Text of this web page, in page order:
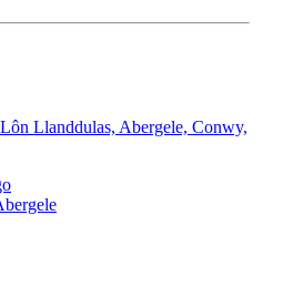
Llanddulas, Abergele, Conwy,
Abergele ar X
Tref Abergele ar Instagram